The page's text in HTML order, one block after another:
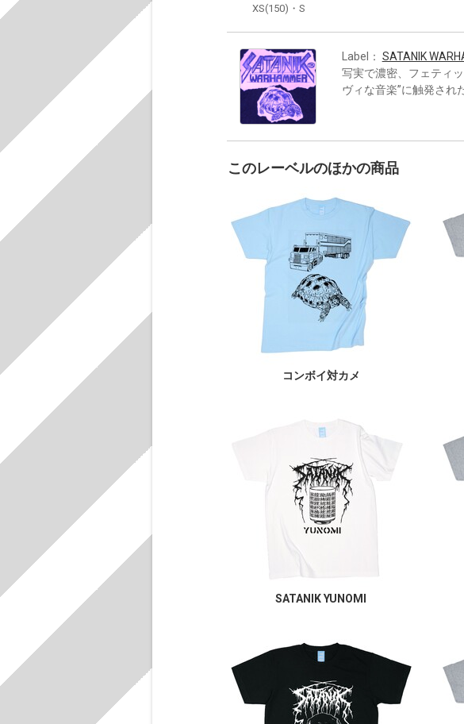
XS(150)・S
Label： SATANIK
写実で濃密、フェティ
ヴィな音楽”に触発され
このレーベルのほかの商品
コンボイ対カメ
SATANIK YUNOMI